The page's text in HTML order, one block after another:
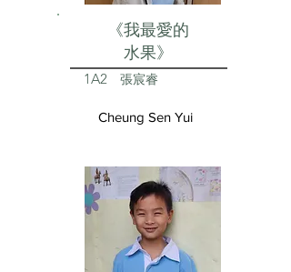
《我最愛的
水果》
1A2 張宸睿
Cheung Sen Yui